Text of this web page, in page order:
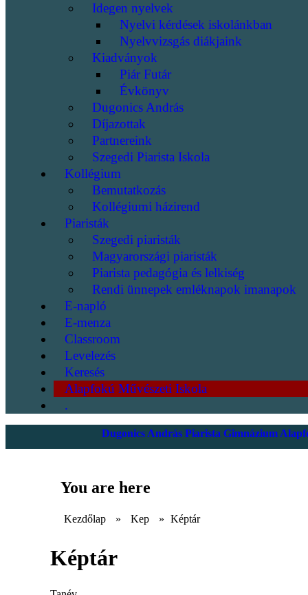
Idegen nyelvek
Nyelvi kérdések iskolánkban
Nyelvvizsgás diákjaink
Kiadványok
Piár Futár
Évkönyv
Dugonics András
Díjazottak
Partnereink
Szegedi Piarista Iskola
Kollégium
Bemutatkozás
Kollégiumi házirend
Piaristák
Szegedi piaristák
Magyarországi piaristák
Piarista pedagógia és lelkiség
Rendi ünnepek emléknapok imanapok
E-napló
E-menza
Classroom
Levelezés
Keresés
Alapfokú Művészeti Iskola
.
Dugonics András Piarista Gimnázium
You are here
Kezdőlap » Kep » Képtár
Képtár